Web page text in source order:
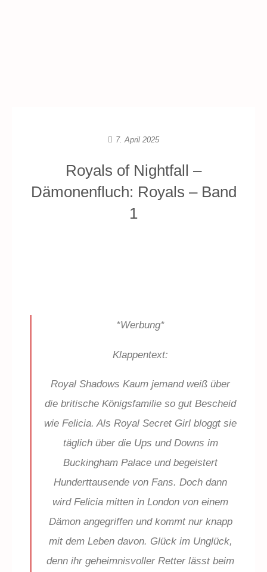
7. April 2025
Royals of Nightfall –
Dämonenfluch: Royals – Band
1
*Werbung*
Klappentext:
Royal Shadows Kaum jemand weiß über
die britische Königsfamilie so gut Bescheid
wie Felicia. Als Royal Secret Girl bloggt sie
täglich über die Ups und Downs im
Buckingham Palace und begeistert
Hunderttausende von Fans. Doch dann
wird Felicia mitten in London von einem
Dämon angegriffen und kommt nur knapp
mit dem Leben davon. Glück im Unglück,
denn ihr geheimnisvoller Retter lässt beim